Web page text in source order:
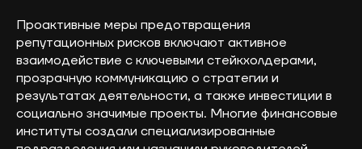
Проактивные меры предотвращения
репутационных рисков включают активное
взаимодействие с ключевыми стейкхолдерами,
прозрачную коммуникацию о стратегии и
результатах деятельности, а также инвестиции в
социально значимые проекты. Многие финансовые
институты создали специализированные